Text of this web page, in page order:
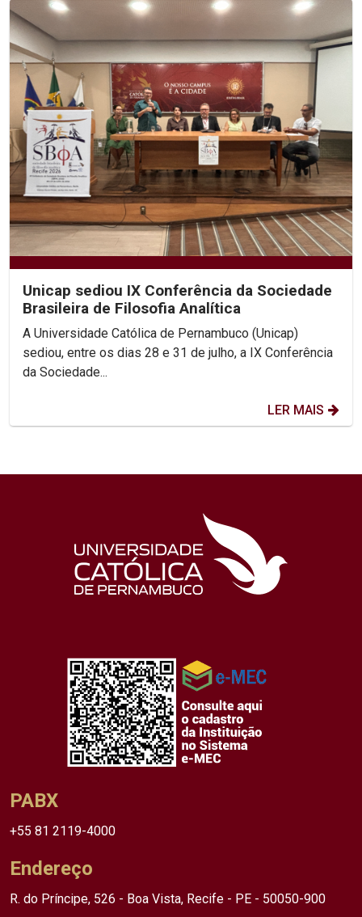
Unicap sediou IX Conferência da Sociedade
Brasileira de Filosofia Analítica
A Universidade Católica de Pernambuco (Unicap)
sediou, entre os dias 28 e 31 de julho, a IX Conferência
da Sociedade...
LER MAIS
PABX
+55 81 2119-4000
Endereço
R. do Príncipe, 526 - Boa Vista, Recife - PE - 50050-900